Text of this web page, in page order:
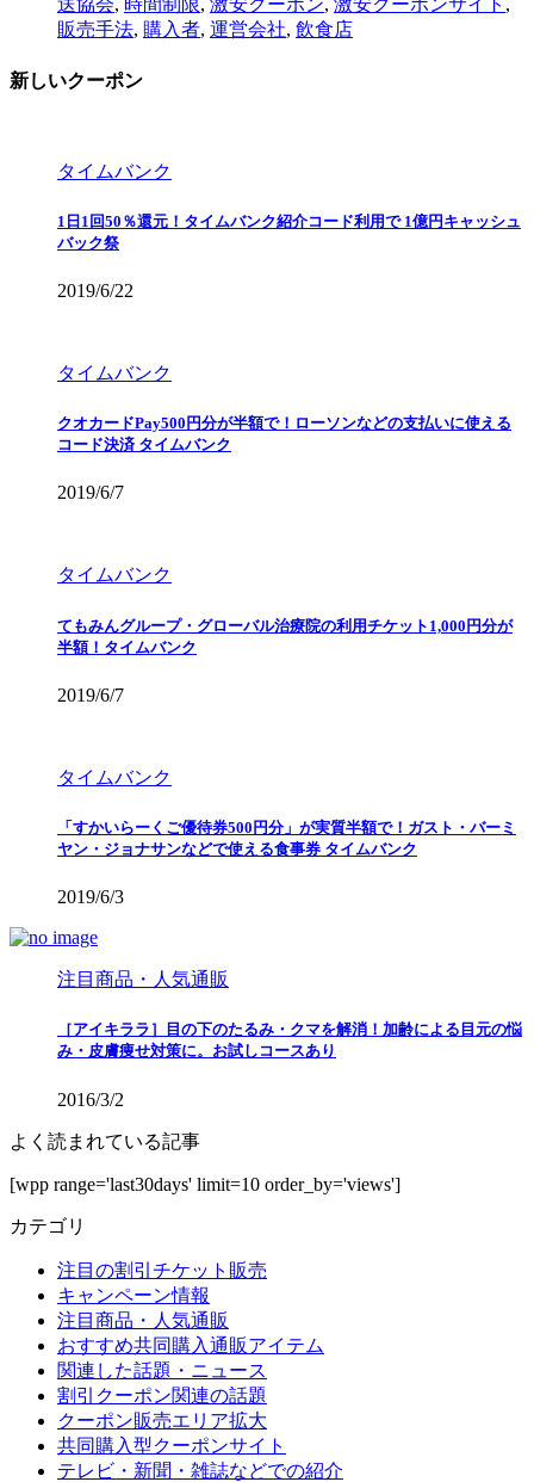
送協会, 時間制限, 激安クーポン, 激安クーポンサイト ,
販売手法, 購入者, 運営会社, 飲食店
新しいクーポン
タイムバンク
1日1回50％還元！タイムバンク紹介コード利用で 1億円キャッシュ
バック祭
2019/6/22
タイムバンク
クオカードPay500円分が半額で！ローソンなどの支払いに使える
コード決済 タイムバンク
2019/6/7
タイムバンク
てもみんグループ・グローバル治療院の利用チケット1,000円分が
半額！タイムバンク
2019/6/7
タイムバンク
「すかいらーくご優待券500円分」が実質半額で！ガスト・バーミ
ヤン・ジョナサンなどで使える食事券 タイムバンク
2019/6/3
注目商品・人気通販
［アイキララ］目の下のたるみ・クマを解消！加齢による目元の悩
み・皮膚痩せ対策に。お試しコースあり
2016/3/2
よく読まれている記事
[wpp range='last30days' limit=10 order_by='views']
カテゴリ
注目の割引チケット販売
キャンペーン情報
注目商品・人気通販
おすすめ共同購入通販アイテム
関連した話題・ニュース
割引クーポン関連の話題
クーポン販売エリア拡大
共同購入型クーポンサイト
テレビ・新聞・雑誌などでの紹介